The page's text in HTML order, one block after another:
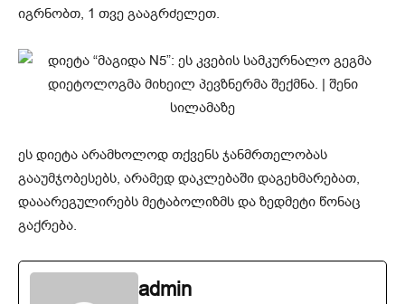
იგრნობთ, 1 თვე გააგრძელეთ.
ეს დიეტა არამხოლოდ თქვენს ჯანმრთელობას
გააუმჯობესებს, არამედ დაკლებაში დაგეხმარებათ,
დააარეგულირებს მეტაბოლიზმს და ზედმეტი წონაც
გაქრება.
admin